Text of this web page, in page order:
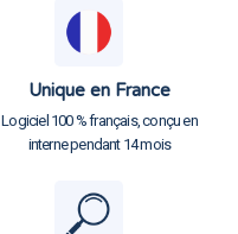
Unique en France
Logiciel 100 % français, conçu en
interne pendant 14 mois